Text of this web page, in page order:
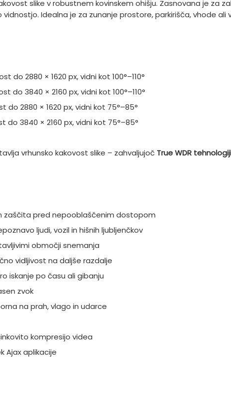
slike v robustnem kovinskem ohišju. Zasnovana je za
Idealna je za zunanje prostore, parkirišča, vhode
do 2880 × 1620 px, vidni kot 100°–110°
do 3840 × 2160 px, vidni kot 100°–110°
do 2880 × 1620 px, vidni kot 75°–85°
do 3840 × 2160 px, vidni kot 75°–85°
vrhunsko kakovost slike – zahvaljujoč True WDR tehnologiji
zaščita pred nepooblaščenim dostopom
ljudi, vozil in hišnih ljubljenčkov
območji snemanja
vidljivost na daljše razdalje
iskanje po času ali gibanju
zvok
na prah, vlago in udarce
kompresijo videa
Ajax aplikacije